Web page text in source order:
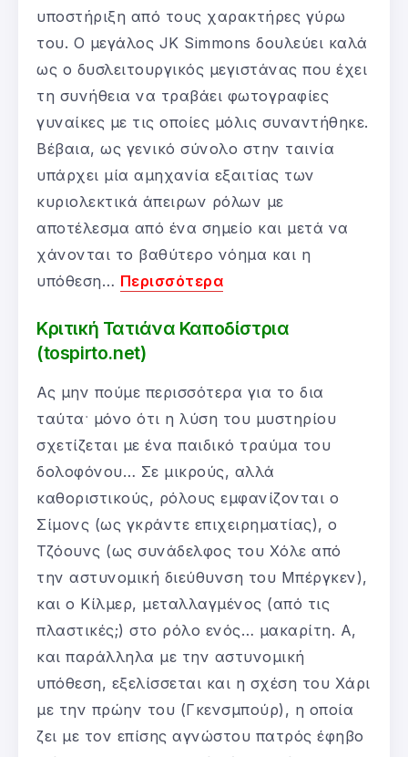
υποστήριξη από τους χαρακτήρες γύρω
του. O μεγάλος JK Simmons δουλεύει καλά
ως ο δυσλειτουργικός μεγιστάνας που έχει
τη συνήθεια να τραβάει φωτογραφίες
γυναίκες με τις οποίες μόλις συναντήθηκε.
Βέβαια, ως γενικό σύνολο στην ταινία
υπάρχει μία αμηχανία εξαιτίας των
κυριολεκτικά άπειρων ρόλων με
αποτέλεσμα από ένα σημείο και μετά να
χάνονται το βαθύτερο νόημα και η
υπόθεση… Περισσότερα
Κριτική Τατιάνα Καποδίστρια
(tospirto.net)
Ας μην πούμε περισσότερα για το δια
ταύταˑ μόνο ότι η λύση του μυστηρίου
σχετίζεται με ένα παιδικό τραύμα του
δολοφόνου… Σε μικρούς, αλλά
καθοριστικούς, ρόλους εμφανίζονται ο
Σίμονς (ως γκράντε επιχειρηματίας), ο
Τζόουνς (ως συνάδελφος του Χόλε από
την αστυνομική διεύθυνση του Μπέργκεν),
και ο Κίλμερ, μεταλλαγμένος (από τις
πλαστικές;) στο ρόλο ενός… μακαρίτη. Α,
και παράλληλα με την αστυνομική
υπόθεση, εξελίσσεται και η σχέση του Χάρι
με την πρώην του (Γκενσμπούρ), η οποία
ζει με τον επίσης αγνώστου πατρός έφηβο